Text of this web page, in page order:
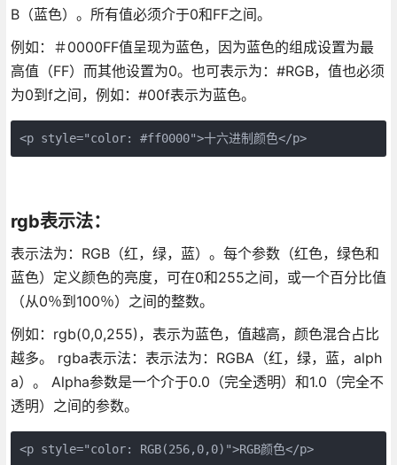
B（蓝色）。所有值必须介于0和FF之间。
例如：＃0000FF值呈现为蓝色，因为蓝色的组成设置为最
高值（FF）而其他设置为0。也可表示为：#RGB，值也必须
为0到f之间，例如：#00f表示为蓝色。
<p style="color: #ff0000">十六进制颜色</p>
rgb表示法：
表示法为：RGB（红，绿，蓝）。每个参数（红色，绿色和
蓝色）定义颜色的亮度，可在0和255之间，或一个百分比值
（从0％到100％）之间的整数。
例如：rgb(0,0,255)，表示为蓝色，值越高，颜色混合占比
越多。 rgba表示法：表示法为：RGBA（红，绿，蓝，alph
a）。 Alpha参数是一个介于0.0（完全透明）和1.0（完全不
透明）之间的参数。
<p style="color: RGB(256,0,0)">RGB颜色</p>